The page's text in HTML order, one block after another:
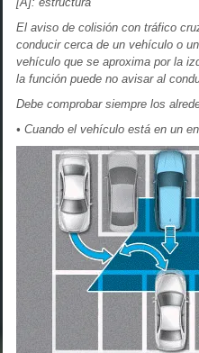
El aviso de colisión con tráfico
conducir cerca de un vehículo o
vehículo que se aproxima por la
la función puede no avisar al
Debe comprobar siempre los
• Cuando el vehículo está en un